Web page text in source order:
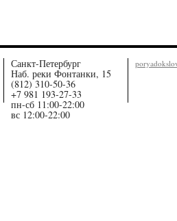
Санкт-Петербург
Наб. реки Фонтанки, 15
(812) 310-50-36
+7 981 193-27-33
пн-сб 11:00-22:00
вс 12:00-22:00